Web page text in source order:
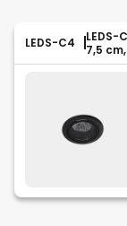
LEDS-C4
7,5